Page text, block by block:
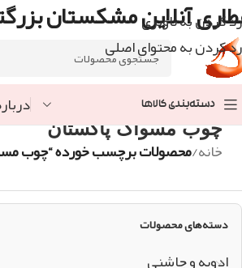
رد کردن به ناوبری
رد کردن به محتوای اصلی
آنلاین مشکستان
دسته‌بندی کالاها
چوب مسواک پاکستان
خانه/محصولات برچسب خورده “چوب
دسته‌های محصولات
ادویه و چاشنی